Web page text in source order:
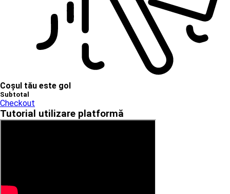
Coșul tău este gol
Subtotal
Checkout
Tutorial utilizare platformă